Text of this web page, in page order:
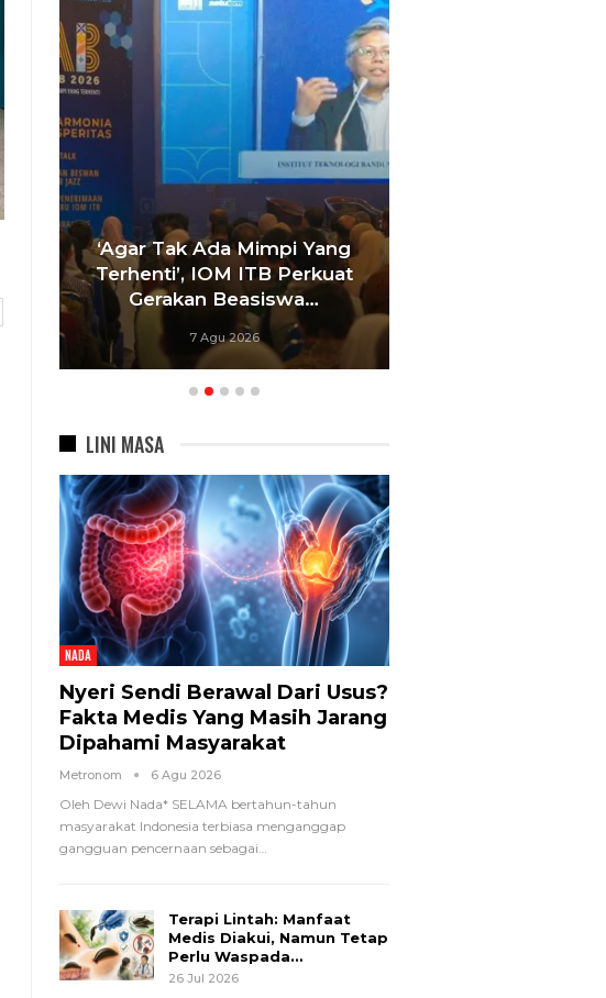
‘Agar Tak Ada Mimpi Yang
Terhenti’, IOM ITB Perkuat
Gerakan Beasiswa…
7 Agu 2026
Satukan Siswa Dari
Sekolah, Pelatih
Bandung Fokus Bangun…
LINI MASA
NADA
Nyeri Sendi Berawal Dari Usus?
Fakta Medis Yang Masih Jarang
Dipahami Masyarakat
Metronom 6 Agu 2026
Oleh Dewi Nada* SELAMA bertahun-tahun
masyarakat Indonesia terbiasa menganggap
gangguan pencernaan sebagai…
Terapi Lintah: Manfaat
Medis Diakui, Namun Tetap
Perlu Waspada…
26 Jul 2026